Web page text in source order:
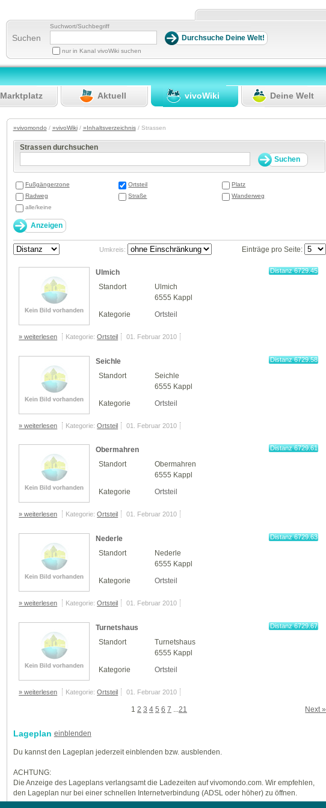
Suchen
Suchwort/Suchbegriff
nur in Kanal vivoWiki suchen
Marktplatz Aktuell vivoWiki Deine Welt
»vivomondo / »vivoWiki/ »Inhaltsverzeichnis/ Strassen
Strassen durchsuchen
Fußgängerzone Ortsteil
Platz
Radweg
Straße
Wanderweg
alle/keine
Umkreis: Einträge pro Seite:
Ulmich
Distanz 6729.45
Standort
Ulmich
6555 Kappl
Kategorie
Ortsteil
» weiterlesen Kategorie:Ortsteil 01. Februar 2010
Seichle
Distanz 6729.58
Standort
Seichle
6555 Kappl
Kategorie
Ortsteil
» weiterlesen Kategorie:Ortsteil 01. Februar 2010
Obermahren
Distanz 6729.61
Standort
Obermahren
6555 Kappl
Kategorie
Ortsteil
» weiterlesen Kategorie:Ortsteil 01. Februar 2010
Nederle
Distanz 6729.63
Standort
Nederle
6555 Kappl
Kategorie
Ortsteil
» weiterlesen Kategorie:Ortsteil 01. Februar 2010
Turnetshaus
Distanz 6729.67
Standort
Turnetshaus
6555 Kappl
Kategorie
Ortsteil
» weiterlesen Kategorie:Ortsteil 01. Februar 2010
Next »
1 2 3 4 5 6 7 ...21
Lageplan einblenden
Du kannst den Lageplan jederzeit einblenden bzw. ausblenden.
ACHTUNG:
Die Anzeige des Lageplans verlangsamt die Ladezeiten auf vivomondo.com. Wir empfehlen,
den Lageplan nur bei einer schnellen Internetverbindung (ADSL oder höher) zu öffnen.